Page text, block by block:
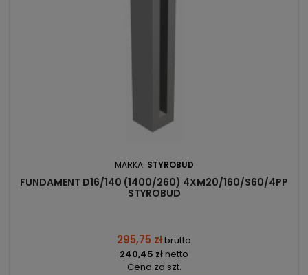
MARKA: STYROBUD
FUNDAMENT D16/140 (1400/260) 4XM20/160/S60/4PP
STYROBUD
295,75 złbrutto
240,45 złnetto
Cena za szt.